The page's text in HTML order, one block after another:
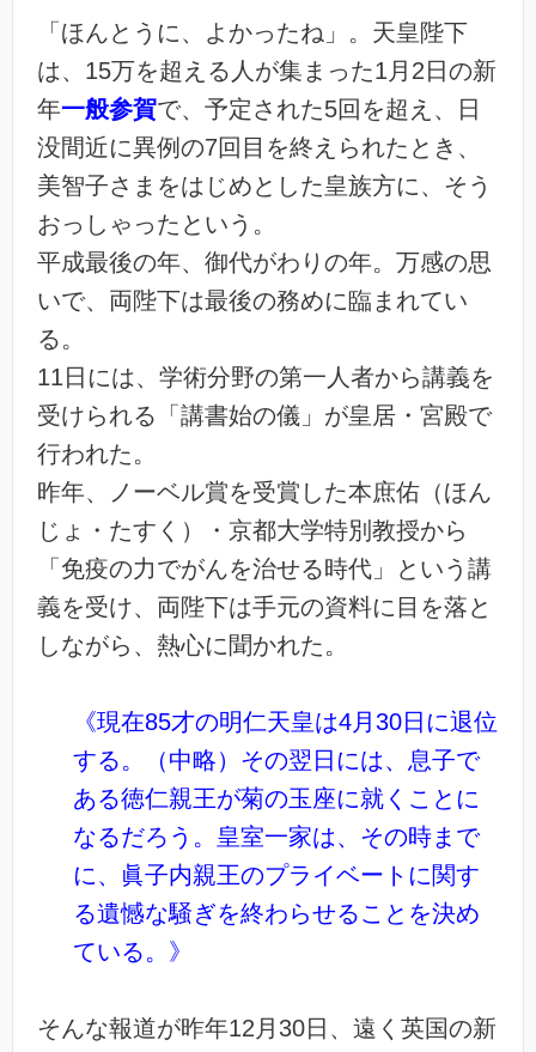
「ほんとうに、よかったね」。天皇陛下
は、15万を超える人が集まった1月2日の新
年一般参賀で、予定された5回を超え、日
没間近に異例の7回目を終えられたとき、
美智子さまをはじめとした皇族方に、そう
おっしゃったという。
平成最後の年、御代がわりの年。万感の思
いで、両陛下は最後の務めに臨まれてい
る。
11日には、学術分野の第一人者から講義を
受けられる「講書始の儀」が皇居・宮殿で
行われた。
昨年、ノーベル賞を受賞した本庶佑（ほん
じょ・たすく）・京都大学特別教授から
「免疫の力でがんを治せる時代」という講
義を受け、両陛下は手元の資料に目を落と
しながら、熱心に聞かれた。
《現在85才の明仁天皇は4月30日に退位
する。（中略）その翌日には、息子で
ある徳仁親王が菊の玉座に就くことに
なるだろう。皇室一家は、その時まで
に、眞子内親王のプライベートに関す
る遺憾な騒ぎを終わらせることを決め
ている。》
そんな報道が昨年12月30日、遠く英国の新